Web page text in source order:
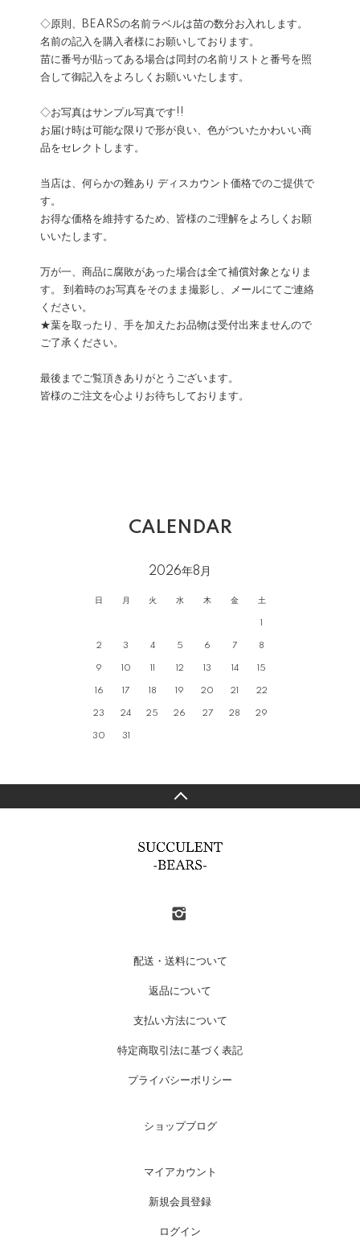
◇原則、BEARSの名前ラベルは苗の数分お入れします。
名前の記入を購入者様にお願いしております。
苗に番号が貼ってある場合は同封の名前リストと番号を照
合して御記入をよろしくお願いいたします。
◇お写真はサンプル写真です!!
お届け時は可能な限りで形が良い、色がついたかわいい商
品をセレクトします。
当店は、何らかの難あり ディスカウント価格でのご提供で
す。
お得な価格を維持するため、皆様のご理解をよろしくお願
いいたします。
万が一、商品に腐敗があった場合は全て補償対象となりま
す。 到着時のお写真をそのまま撮影し、メールにてご連絡
ください。
★葉を取ったり、手を加えたお品物は受付出来ませんので
ご了承ください。
最後までご覧頂きありがとうございます。
皆様のご注文を心よりお待ちしております。
CALENDAR
2026年8月
日 月 火 水 木 金 土
1
2 3 4 5 6 7 8
9 10 11 12 13 14 15
16 17 18 19 20 21 22
23 24 25 26 27 28 29
30 31
配送・送料について
返品について
支払い方法について
特定商取引法に基づく表記
プライバシーポリシー
ショップブログ
マイアカウント
新規会員登録
ログイン